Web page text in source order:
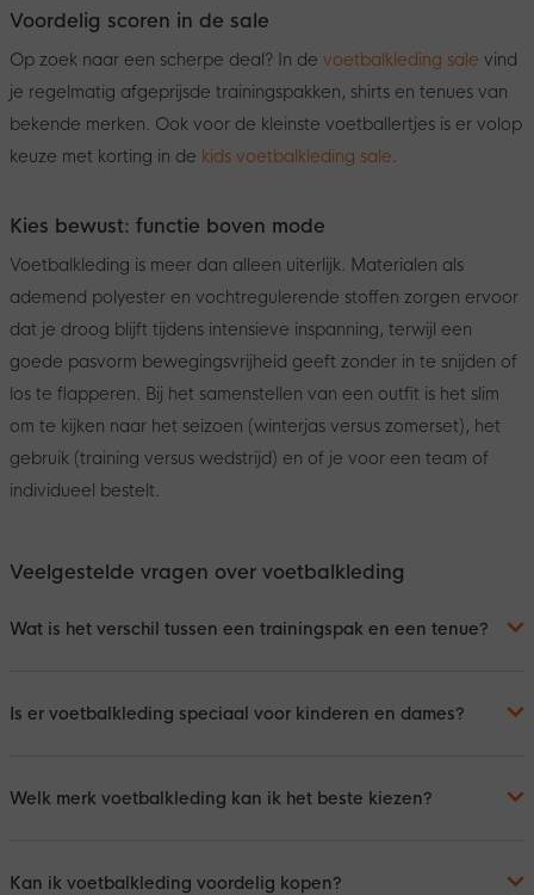
Voordelig scoren in de sale
Op zoek naar een scherpe deal? In de voetbalkleding sale vind
je regelmatig afgeprijsde trainingspakken, shirts en tenues van
bekende merken. Ook voor de kleinste voetballertjes is er volop
keuze met korting in de kids voetbalkleding sale.
Kies bewust: functie boven mode
Voetbalkleding is meer dan alleen uiterlijk. Materialen als
ademend polyester en vochtregulerende stoffen zorgen ervoor
dat je droog blijft tijdens intensieve inspanning, terwijl een
goede pasvorm bewegingsvrijheid geeft zonder in te snijden of
los te flapperen. Bij het samenstellen van een outfit is het slim
om te kijken naar het seizoen (winterjas versus zomerset), het
gebruik (training versus wedstrijd) en of je voor een team of
individueel bestelt.
Veelgestelde vragen over voetbalkleding
Wat is het verschil tussen een trainingspak en een tenue?
Is er voetbalkleding speciaal voor kinderen en dames?
Welk merk voetbalkleding kan ik het beste kiezen?
Kan ik voetbalkleding voordelig kopen?